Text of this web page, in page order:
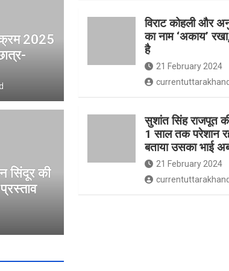
2025
सिंदूर की
विराट कोहली और
का नाम ‘अकाय’
है
21 February 2024
सुशांत सिंह राजपूत
1 साल तक परेशान
बताया उसका भाई
21 February 2024